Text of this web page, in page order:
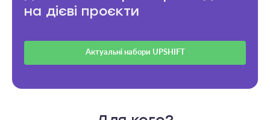
на дієві проєкти
Актуальні набори UPSHIFT